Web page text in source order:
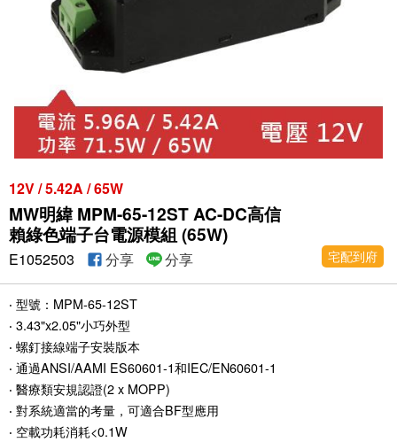
12V / 5.42A / 65W
MW明緯 MPM-65-12ST AC-DC高信
賴綠色端子台電源模組 (65W)
宅配到府
E1052503 分享 分享
‧ 型號：MPM-65-12ST
‧ 3.43"x2.05"小巧外型
‧ 螺釘接線端子安裝版本
‧ 通過ANSI/AAMI ES60601-1和IEC/EN60601-1
‧ 醫療類安規認證(2 x MOPP)
‧ 對系統適當的考量，可適合BF型應用
‧ 空載功耗消耗<0.1W